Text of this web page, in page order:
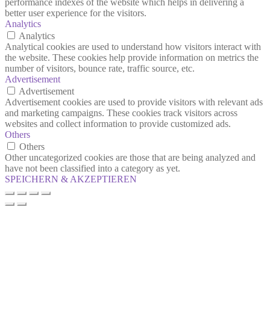
better user experience for the visitors.
Analytics
Analytics
Analytical cookies are used to understand how visitors interact with
the website. These cookies help provide information on metrics the
number of visitors, bounce rate, traffic source, etc.
Advertisement
Advertisement
Advertisement cookies are used to provide visitors with relevant ads
and marketing campaigns. These cookies track visitors across
websites and collect information to provide customized ads.
Others
Others
Other uncategorized cookies are those that are being analyzed and
have not been classified into a category as yet.
SPEICHERN & AKZEPTIEREN